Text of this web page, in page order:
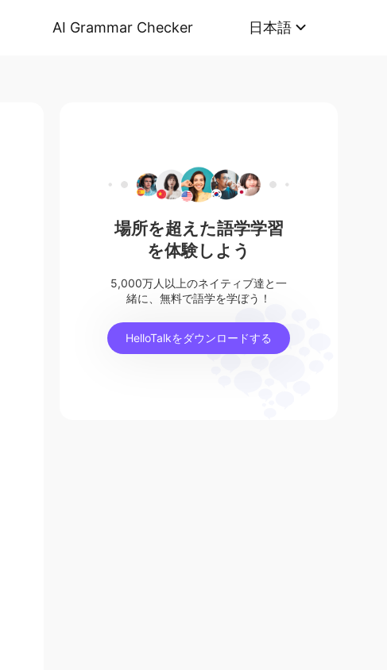
AI Grammar Checker 日本語
場所を超えた語学学習
を体験しよう
5,000万人以上のネイティブ達と一
緒に、無料で語学を学ぼう！
HelloTalkをダウンロードする